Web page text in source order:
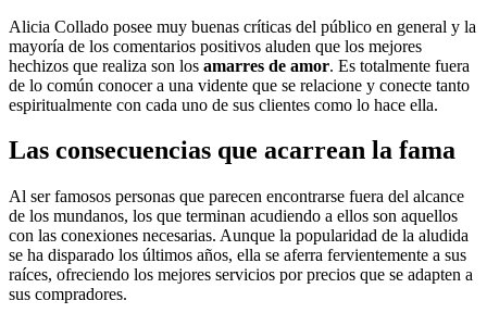
Alicia Collado posee muy buenas críticas del público en general y la
mayoría de los comentarios positivos aluden que los mejores
hechizos que realiza son los amarres de amor. Es totalmente fuera
de lo común conocer a una vidente que se relacione y conecte tanto
espiritualmente con cada uno de sus clientes como lo hace ella.
Las consecuencias que acarrean la fama
Al ser famosos personas que parecen encontrarse fuera del alcance
de los mundanos, los que terminan acudiendo a ellos son aquellos
con las conexiones necesarias. Aunque la popularidad de la aludida
se ha disparado los últimos años, ella se aferra fervientemente a sus
raíces, ofreciendo los mejores servicios por precios que se adapten a
sus compradores.